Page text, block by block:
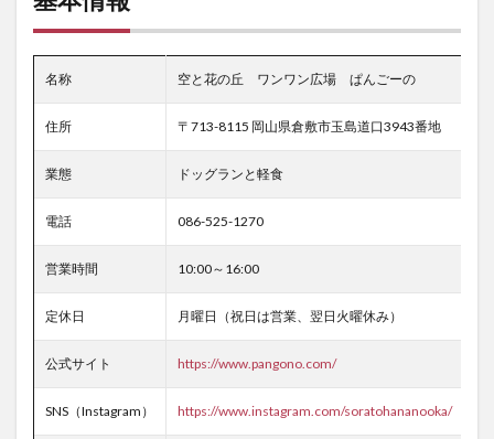
名称 空と花の丘 ワンワン広場 ぱんごーの
住所 〒713-8115 岡山県倉敷市玉島道口3943番地
業態 ドッグランと軽食
電話 086-525-1270
営業時間 10:00～16:00
定休日 月曜日（祝日は営業、翌日火曜休み）
公式サイト https://www.pangono.com/
SNS（Instagram） https://www.instagram.com/soratohananooka/